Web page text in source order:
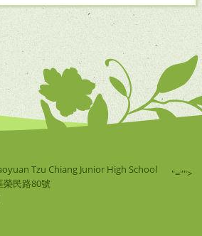
Tzu Chiang Junior High School
榮民路80號
"="">